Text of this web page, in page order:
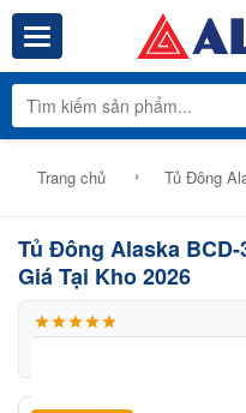
Toggle navigation
Trang chủ › Tủ Đông
Tủ Đông Alaska
Giá Tại Kho 2026